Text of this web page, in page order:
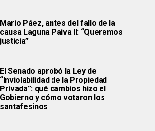
Mario Páez, antes del fallo de la
causa Laguna Paiva II: “Queremos
justicia”
El Senado aprobó la Ley de
“Inviolabilidad de la Propiedad
Privada”: qué cambios hizo el
Gobierno y cómo votaron los
santafesinos